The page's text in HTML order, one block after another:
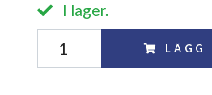
I lager.
LÄGG